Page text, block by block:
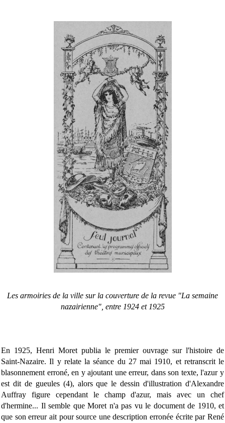
Les armoiries de la ville sur la couverture de la revue "La semaine
nazairienne", entre 1924 et 1925
En 1925, Henri Moret publia le premier ouvrage sur l'histoire de
Saint-Nazaire. Il y relate la séance du 27 mai 1910, et retranscrit le
blasonnement erroné, en y ajoutant une erreur, dans son texte, l'azur y
est dit de gueules (4), alors que le dessin d'illustration d'Alexandre
Auffray figure cependant le champ d'azur, mais avec un chef
d'hermine... Il semble que Moret n'a pas vu le document de 1910, et
que son erreur ait pour source une description erronée écrite par René